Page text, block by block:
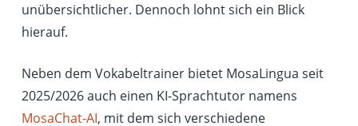
unübersichtlicher. Dennoch lohnt sich ein Blick
hierauf.
Neben dem Vokabeltrainer bietet MosaLingua seit
2025/2026 auch einen KI-Sprachtutor namens
MosaChat-AI, mit dem sich verschiedene